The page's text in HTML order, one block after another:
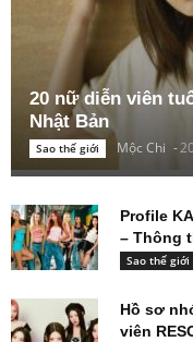
20 nữ diễn viên
Nhật Bản
Sao thế giới Mộc Chi -
Profile
– Thông
Sao thế giới
Hồ sơ
viên